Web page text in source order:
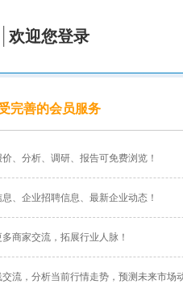
欢迎您登录
完善的会员服务
、分析、调研、报告可免费浏览！
、企业招聘信息、最新企业动态！
商家交流，拓展行业人脉！
流，分析当前行情走势，预测未来市场